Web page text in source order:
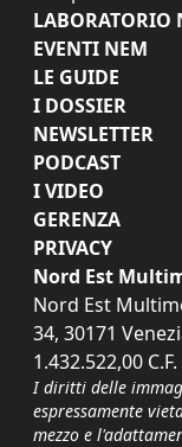
LABORATORIO
EVENTI NEM
LE GUIDE
I DOSSIER
NEWSLETTER
PODCAST
I VIDEO
GERENZA
PRIVACY
Nord Est
Nord Est
34, 30171
1.432.522,00
I diritti delle
espressamente
mezzo e